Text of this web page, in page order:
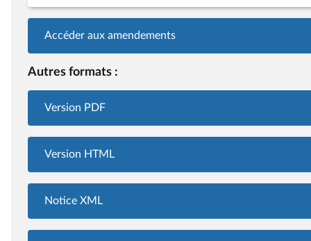
Accéder aux amendements
Autres formats :
Version PDF
Version HTML
Notice XML